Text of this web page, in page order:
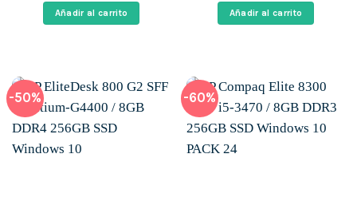
original
era:
actual
es:
Añadir al carrito
original
era:
actual
es:
Añadir al carrito
-50% -60%